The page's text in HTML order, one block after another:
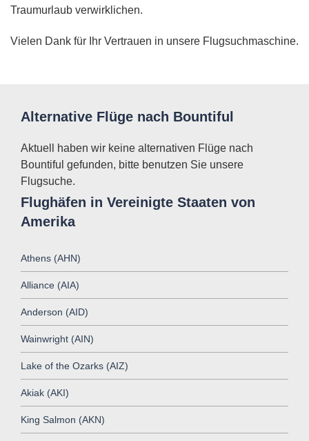
Traumurlaub verwirklichen.
Vielen Dank für Ihr Vertrauen in unsere Flugsuchmaschine.
Alternative Flüge nach Bountiful
Aktuell haben wir keine alternativen Flüge nach
Bountiful gefunden, bitte benutzen Sie unsere
Flugsuche.
Flughäfen in Vereinigte Staaten von
Amerika
Athens (AHN)
Alliance (AIA)
Anderson (AID)
Wainwright (AIN)
Lake of the Ozarks (AIZ)
Akiak (AKI)
King Salmon (AKN)